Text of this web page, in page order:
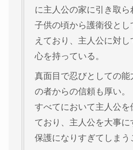
に主人公の家に引き取ら
子供の頃から護衛役とし
えており、主人公に対
心を持っている。
真面目で忍びとしての能
の者からの信頼も厚い。
すべてにおいて主人公を
ており、主人公を大事に
保護になりすぎてしまう